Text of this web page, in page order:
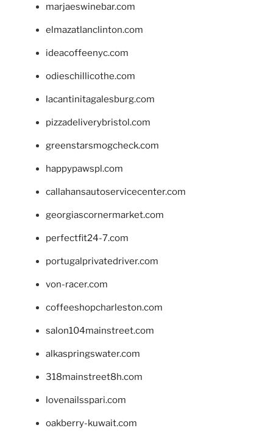
marjaeswinebar.com
elmazatlanclinton.com
ideacoffeenyc.com
odieschillicothe.com
lacantinitagalesburg.com
pizzadeliverybristol.com
greenstarsmogcheck.com
happypawspl.com
callahansautoservicecenter.com
georgiascornermarket.com
perfectfit24-7.com
portugalprivatedriver.com
von-racer.com
coffeeshopcharleston.com
salon104mainstreet.com
alkaspringswater.com
318mainstreet8h.com
lovenailsspari.com
oakberry-kuwait.com